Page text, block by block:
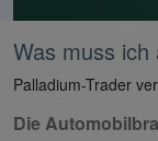
Was muss ich
Palladium-Trader
Die